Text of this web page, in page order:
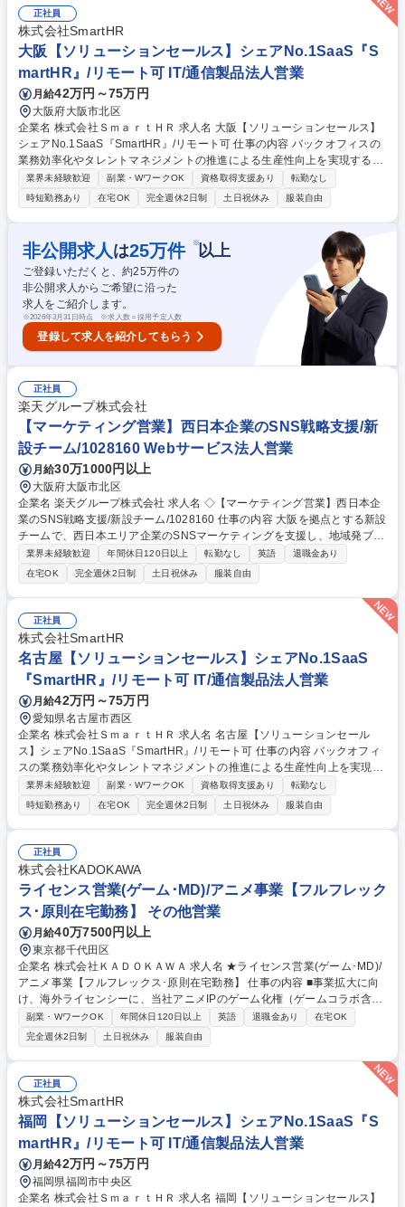
るスケジュール・予算・KPI管理など総合プロデュース ■クーポンやデジ
タル広告等を複合的に組み合わせた効果的なソリューション提供 募集職種
【営業】Vポイント会員データ等を活用した法人向けマーケティング支援
正社員
株式会社SmartHR
大阪【ソリューションセールス】シェアNo.1SaaS『S
martHR』/リモート可 IT/通信製品法人営業
月給42万円～75万円
大阪府大阪市北区
企業名 株式会社ＳｍａｒｔＨＲ 求人名 大阪【ソリューションセールス】
シェアNo.1SaaS『SmartHR』/リモート可 仕事の内容 バックオフィスの
業務効率化やタレントマネジメントの推進による生産性向上を実現するS
martHRにて、初回商談～導入までのセールス業務を担当いただきます。
【業務内容】 ■インサイドセールスが初回商談まで獲得した見込み顧客へ
の提案および受注導入までのクロージング ■顧客の経営課題に紐づく人事
労務課題のヒアリングと解決策提示 ■SmartHRが提供している他サービス
（マルチプロダクト）を活用した業務効率化およびデータ活用提案 ■企業
の成長規模に応じた戦略立案と実行、PDCAによる改善 募集職種 大阪
【ソリューションセールス】シェアNo.1SaaS『SmartHR』/リモート可
業界未経験歓迎 副業・WワークOK 資格取得支援あり
転勤なし
時短勤務あり
在宅OK 完全週休2日制 土日祝休み 服装自由
非公開求人 は25万件 ※以上
ご登録いただくと、約25万件の
非公開求人からご希望に沿った
求人をご紹介します。
※2026年3月31日時点 ※求人数＝採用予定人数
登録して求人を紹介してもらう
正社員
楽天グループ株式会社
【マーケティング営業】西日本企業のSNS戦略支援/新
設チーム/1028160 Webサービス法人営業
月給30万1000円以上
大阪府大阪市北区
企業名 楽天グループ株式会社 求人名 ◇【マーケティング営業】西日本企
業のSNS戦略支援/新設チーム/1028160 仕事の内容 大阪を拠点とする新設
チームで、西日本エリア企業のSNSマーケティングを支援し、地域発ブラ
ンドの成長を推進することがミッションです。経営者層と直接対話し、S
NS・インフルエンサー施策で地方企業の魅力を全国 へ発信し、売上拡大
に貢献します。 ■西日本エリアの企業・楽天市場店舗へのSNS・インフル
エンサー施策の提案営業 ■YouTube、Instagramなどを活用した販促企画
の立案、および実行 ■キャンペーンの運用ディレクション、実施後の効果
分析、改善提案 ■楽天市場事業部や制作チームなど、社内関連部署との連
携・協業 ■地域経済や中小企業支援に繋がる、地域密着型のソリューショ
ン提供 募集職種 ◇【マーケティング営業】西日本企業のSNS戦略支援/新
設チーム/1028160
業界未経験歓迎 年間休日120日以上 転勤なし 英語
退職金あり
在宅OK
完全週休2日制 土日祝休み 服装自由
正社員
株式会社SmartHR
名古屋【ソリューションセールス】シェアNo.1SaaS
『SmartHR』/リモート可 IT/通信製品法人営業
月給42万円～75万円
愛知県名古屋市西区
企業名 株式会社ＳｍａｒｔＨＲ 求人名 名古屋【ソリューションセール
ス】シェアNo.1SaaS『SmartHR』/リモート可 仕事の内容 バックオフィ
スの業務効率化やタレントマネジメントの推進による生産性向上を実現す
るSmartHRにて、初回商談～導入までのセールス業務を担当いただきま
す。 【業務内容】 ■インサイドセールスが初回商談まで獲得した見込み顧
客への提案および受注導入までのクロージング ■顧客の経営課題に紐づく
人事労務課題のヒアリングと解決策提示 ■SmartHRが提供している他サー
ビス（マルチプロダクト）を活用した業務効率化およびデータ活用提案 ■
企業の成長規模に応じた戦略立案と実行、PDCAによる改善 募集職種 名
古屋【ソリューションセールス】シェアNo.1SaaS『SmartHR』/リモート
可
業界未経験歓迎 副業・WワークOK 資格取得支援あり
転勤なし
時短勤務あり
在宅OK 完全週休2日制 土日祝休み 服装自由
正社員
株式会社KADOKAWA
ライセンス営業(ゲーム･MD)/アニメ事業【フルフレック
ス･原則在宅勤務】 その他営業
月給40万7500円以上
東京都千代田区
企業名 株式会社ＫＡＤＯＫＡＷＡ 求人名 ★ライセンス営業(ゲーム･MD)/
アニメ事業【フルフレックス･原則在宅勤務】 仕事の内容 ■事業拡大に向
け、海外ライセンシーに、当社アニメIPのゲーム化権（ゲームコラボ含
む）の営業職を募集。★IP創出大手KADOKAWA/世界に当社作品を発信/フ
ルフレックス･高いリモートワーク率で柔軟な働き方◎★ 実務経験を持
ち、前線で自律自走できる方を想定。 【具体的には】海外ライセンシーと
のMTG、諸条件の交渉、必要となる資料作成やデータ検証、契約書の締結
等。アニメプロデューサーや原作サイドと連携し、企画の精査、スケジュ
ール管理、監修チームとの各種調整等。 より事業を拡大するために能動的
に動いて頂く業務になります。 募集職種 ★ライセンス営業(ゲーム･MD)/
アニメ事業【フルフレックス･原則在宅勤務】
副業・WワークOK 年間休日120日以上 英語 退職金あり
在宅OK
完全週休2日制
土日祝休み 服装自由
正社員
株式会社SmartHR
福岡【ソリューションセールス】シェアNo.1SaaS『S
martHR』/リモート可 IT/通信製品法人営業
月給42万円～75万円
福岡県福岡市中央区
企業名 株式会社ＳｍａｒｔＨＲ 求人名 福岡【ソリューションセールス】